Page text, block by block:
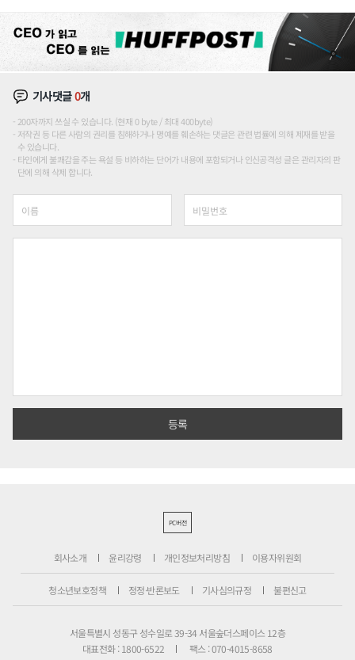
기사댓글0개
200자까지 쓰실 수 있습니다. (현재 0 byte / 최대 400byte)
저작권 등 다른 사람의 권리를 침해하거나 명예를 훼손하는 댓글은 관련 법률에 의해 제재를 받을
수 있습니다.
타인에게 불쾌감을 주는 욕설 등 비하하는 단어가 내용에 포함되거나 인신공격성 글은 관리자의 판
단에 의해 삭제 합니다.
PC버전
회사소개 윤리강령 개인정보처리방침 이용자위원회
청소년보호정책 정정·반론보도 기사심의규정 불편신고
서울특별시 성동구 성수일로 39-34 서울숲더스페이스 12층
대표전화 : 1800-6522
팩스 : 070-4015-8658